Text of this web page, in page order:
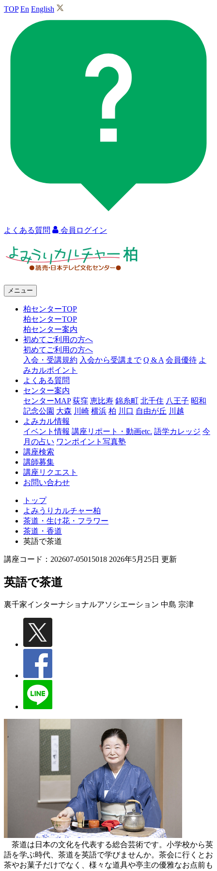
TOP En English
よくある質問 会員ログイン
ャ
メニュー
柏センターTOP
柏センターTOP
柏センター案内
初めてご利用の方へ
初めてご利用の方へ
入会・受講規約 入会から受講まで Q & A 会員優待 よ
みカルポイント
よくある質問
センター案内
センターMAP 荻窪 恵比寿 錦糸町 北千住 八王子 昭和
記念公園 大森 川崎 横浜 柏 川口 自由が丘 川越
よみカル情報
イベント情報 講座リポート・動画etc. 語学カレッジ 今
月の占い ワンポイント写真塾
講座検索
講師募集
講座リクエスト
お問い合わせ
トップ
よみうりカルチャー柏
茶道・生け花・フラワー
茶道・香道
英語で茶道
講座コード：202607-05015018 2026年5月25日 更新
英語で茶道
裏千家インターナショナルアソシエーション 中島 宗津
茶道は日本の文化を代表する総合芸術です。小学校から英
語を学ぶ時代、茶道を英語で学びませんか。茶会に行くとお
茶やお菓子だけでなく、様々な道具や亭主の優雅なお点前も